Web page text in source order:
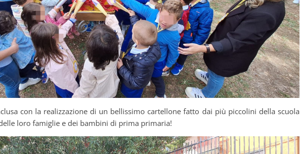
con la realizzazione di un bellissimo cartellone fatto dai più piccolini della scuola
loro famiglie e dei bambini di prima primaria!